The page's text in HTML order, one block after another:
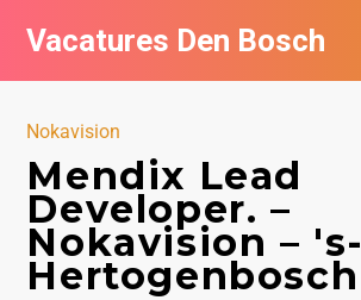
Vacatures Den Bosch
Nokavision
Mendix Lead
Developer. –
Nokavision – 's-
Hertogenbosch
Vacatures per bedrijf in Den Bosch